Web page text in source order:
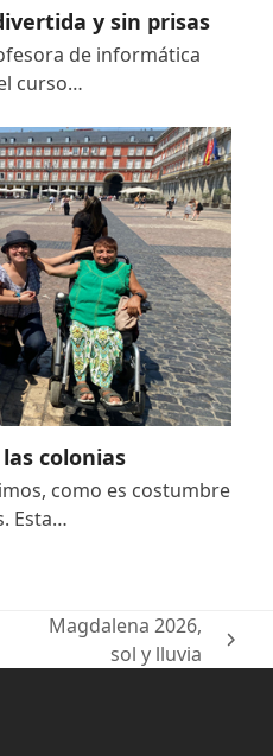
y sin prisas
de informática
curso…
colonias
como es costumbre
Esta…
Magdalena 2026,
sol y lluvia